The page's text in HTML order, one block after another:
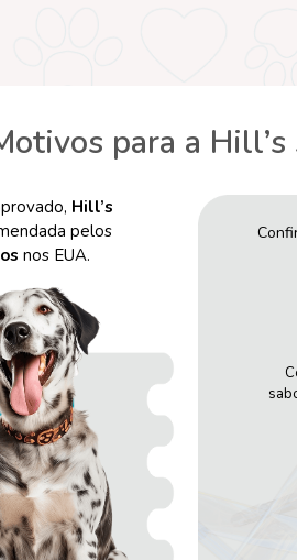
para a
Hill’s
pelos
nos EUA.